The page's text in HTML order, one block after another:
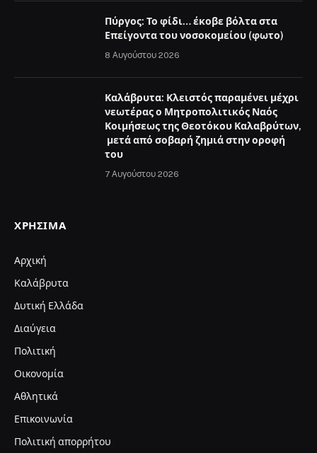
Πύργος: Το φίδι… έκοβε βόλτα στα
Επείγοντα του νοσοκομείου (φωτο)
8 Αυγούστου 2026
Καλάβρυτα: Κλειστός παραμένει μέχρι
νεωτέρας ο Μητροπολιτικός Ναός
Κοιμήσεως της Θεοτόκου Καλαβρύτων,
μετά από σοβαρή ζημιά στην οροφή
του
7 Αυγούστου 2026
ΧΡΉΣΙΜΑ
Αρχική
Καλάβρυτα
Δυτική Ελλάδα
Διαύγεια
Πολιτική
Οικονομία
Αθλητικά
Επικοινωνία
Πολιτική απορρήτου